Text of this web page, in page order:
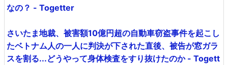
なの？ - Togetter
さいたま地裁、被害額10億円超の自動車窃盗事件を起こし
たベトナム人の一人に判決が下された直後、被告が窓ガラ
スを割る...どうやって身体検査をすり抜けたのか - Togett